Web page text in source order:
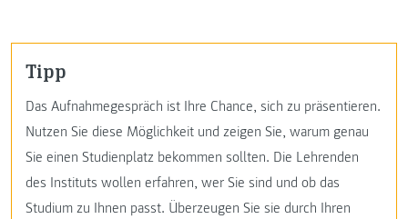
Tipp
Das Aufnahmegespräch ist Ihre Chance, sich zu präsentieren.
Nutzen Sie diese Möglichkeit und zeigen Sie, warum genau
Sie einen Studienplatz bekommen sollten. Die Lehrenden
des Instituts wollen erfahren, wer Sie sind und ob das
Studium zu Ihnen passt. Überzeugen Sie sie durch Ihren